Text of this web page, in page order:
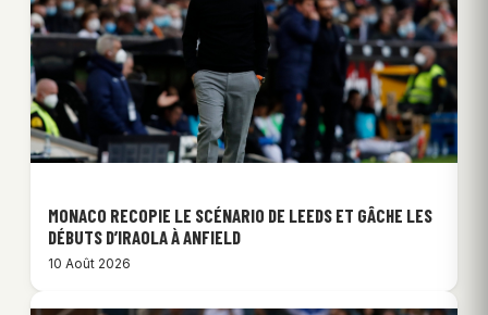
MONACO RECOPIE LE SCÉNARIO DE LEEDS ET GÂCHE LES
DÉBUTS D’IRAOLA À ANFIELD
10 Août 2026